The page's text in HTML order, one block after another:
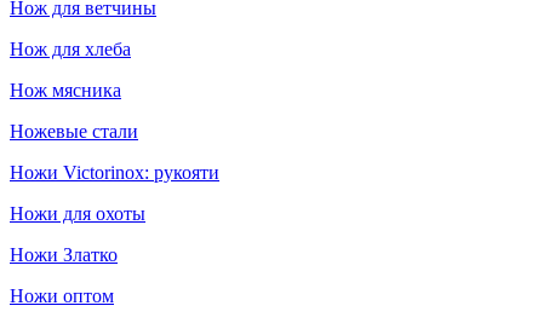
Нож для ветчины
Нож для хлеба
Нож мясника
Ножевые стали
Ножи Victorinox: рукояти
Ножи для охоты
Ножи Златко
Ножи оптом